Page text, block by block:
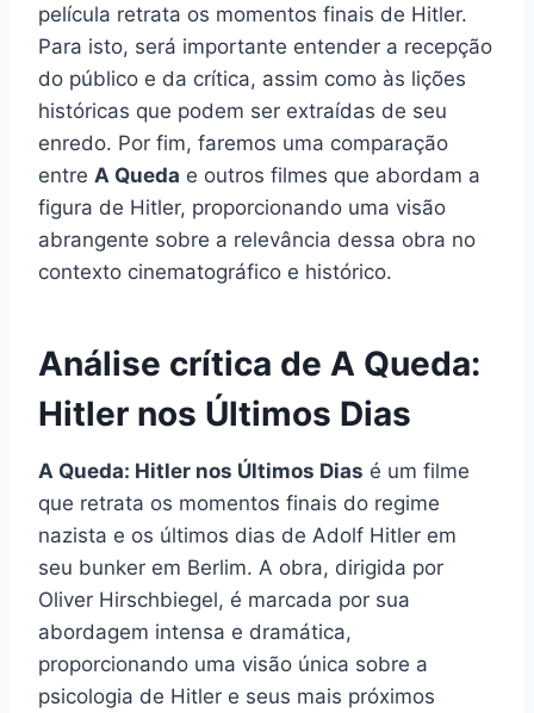
película retrata os momentos finais de Hitler.
Para isto, será importante entender a recepção
do público e da crítica, assim como às lições
históricas que podem ser extraídas de seu
enredo. Por fim, faremos uma comparação
entre A Queda e outros filmes que abordam a
figura de Hitler, proporcionando uma visão
abrangente sobre a relevância dessa obra no
contexto cinematográfico e histórico.
Análise crítica de A Queda:
Hitler nos Últimos Dias
A Queda: Hitler nos Últimos Dias é um filme
que retrata os momentos finais do regime
nazista e os últimos dias de Adolf Hitler em
seu bunker em Berlim. A obra, dirigida por
Oliver Hirschbiegel, é marcada por sua
abordagem intensa e dramática,
proporcionando uma visão única sobre a
psicologia de Hitler e seus mais próximos